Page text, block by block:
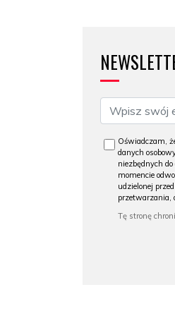
Oświadczam,
danych
niezbędnych
momencie
udzielonej
przetwarzania,